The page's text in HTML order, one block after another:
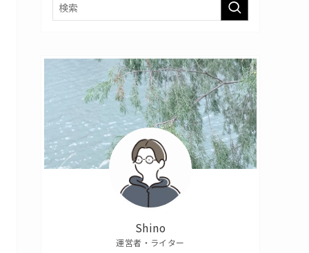
Shino
運営者・ライター